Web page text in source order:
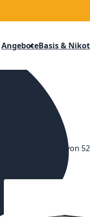
AngeboteBasis &
von 52